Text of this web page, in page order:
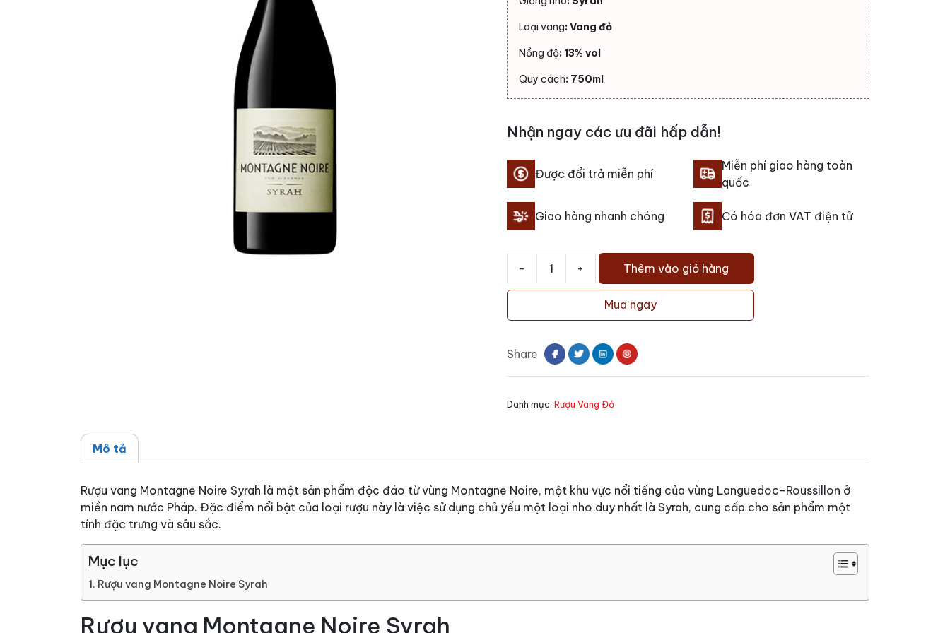
Loại vang: Vang đỏ
Nồng độ: 13% vol
Quy cách: 750ml
Nhận ngay các ưu đãi hấp dẫn!
Được đổi trả miễn phí
Miễn phí giao hàng toàn
quốc
Giao hàng nhanh chóng Có hóa đơn VAT điện tử
-
vang
số
lượng
+ Thêm vào giỏ hàng
Mua ngay
Share
Danh mục: Rượu Vang Đỏ
Mô tả
Rượu vang Montagne Noire Syrah là một sản phẩm độc đáo từ vùng Montagne Noire, một khu vực nổi tiếng của vùng Languedoc-Roussillon ở
miền nam nước Pháp. Đặc điểm nổi bật của loại rượu này là việc sử dụng chủ yếu một loại nho duy nhất là Syrah, cung cấp cho sản phẩm một
tính đặc trưng và sâu sắc.
Mục lục
Rượu vang Montagne Noire Syrah
Rượu vang Montagne Noire Syrah